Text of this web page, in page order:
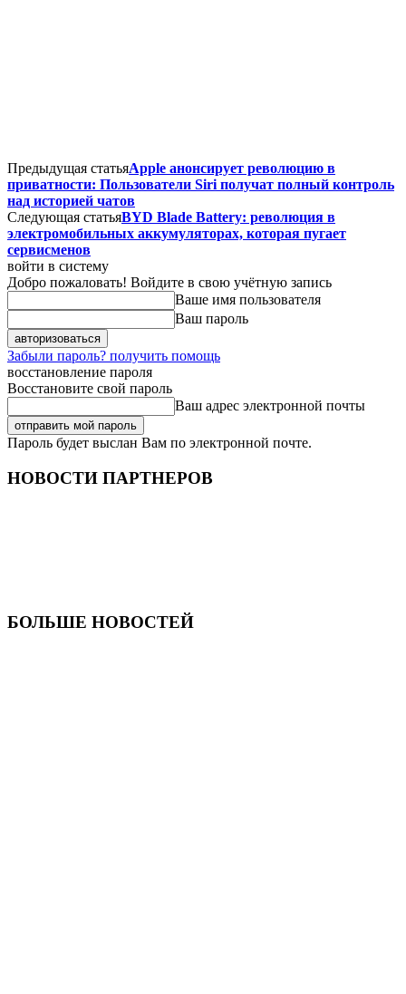
Предыдущая статьяApple анонсирует революцию в
приватности: Пользователи Siri получат полный контроль
над историей чатов
Следующая статьяBYD Blade Battery: революция в
электромобильных аккумуляторах, которая пугает
сервисменов
войти в систему
Добро пожаловать! Войдите в свою учётную запись
Ваше имя пользователя
Ваш пароль
Забыли пароль? получить помощь
восстановление пароля
Восстановите свой пароль
Ваш адрес электронной почты
Пароль будет выслан Вам по электронной почте.
НОВОСТИ ПАРТНЕРОВ
БОЛЬШЕ НОВОСТЕЙ